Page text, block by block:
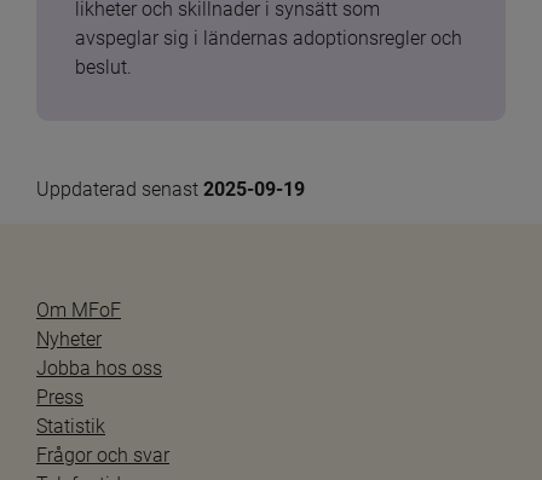
likheter och skillnader i synsätt som
avspeglar sig i ländernas adoptionsregler och
beslut.
Uppdaterad senast 2025-09-19
Om MFoF
Nyheter
Jobba hos oss
Press
Statistik
Frågor och svar